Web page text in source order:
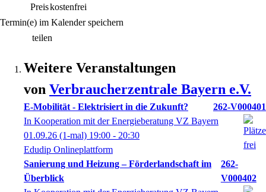
Preiskostenfrei
Termin(e) im Kalender speichern
teilen
Weitere Veranstaltungen
von Verbraucherzentrale Bayern e.V.
E-Mobilität - Elektrisiert in die Zukunft?
262-V000401
In Kooperation mit der Energieberatung VZ Bayern
01.09.26 (1-mal) 19:00 - 20:30
Edudip Onlineplattform
Sanierung und Heizung – Förderlandschaft im
Überblick
262-
V000402